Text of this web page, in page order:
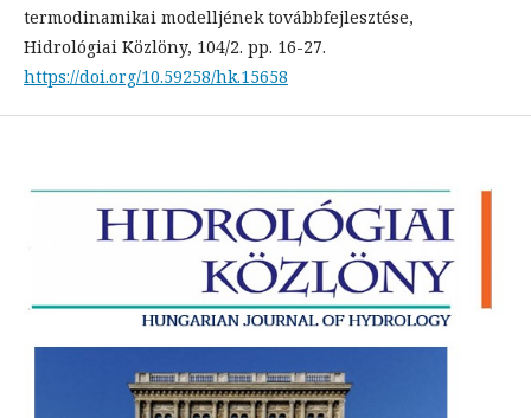
termodinamikai modelljének továbbfejlesztése,
Hidrológiai Közlöny, 104/2. pp. 16-27.
https://doi.org/10.59258/hk.15658